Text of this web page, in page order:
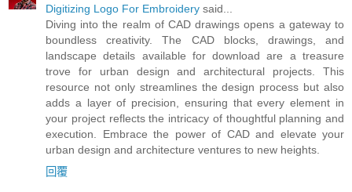
Digitizing Logo For Embroidery said...
Diving into the realm of CAD drawings opens a gateway to
boundless creativity. The CAD blocks, drawings, and
landscape details available for download are a treasure
trove for urban design and architectural projects. This
resource not only streamlines the design process but also
adds a layer of precision, ensuring that every element in
your project reflects the intricacy of thoughtful planning and
execution. Embrace the power of CAD and elevate your
urban design and architecture ventures to new heights.
回覆